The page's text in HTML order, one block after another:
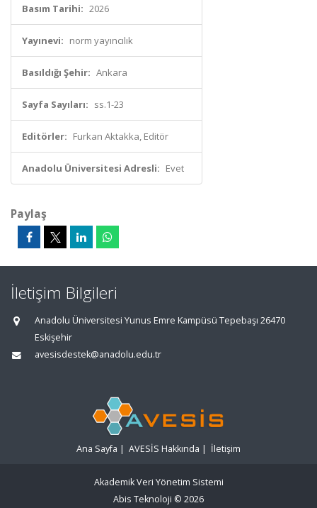
Basım Tarihi: 2026
Yayınevi: norm yayıncılık
Basıldığı Şehir: Ankara
Sayfa Sayıları: ss.1-23
Editörler: Furkan Aktakka, Editör
Anadolu Üniversitesi Adresli: Evet
Paylaş
İletişim Bilgileri
Anadolu Üniversitesi Yunus Emre Kampüsü Tepebaşı 26470
Eskişehir
avesisdestek@anadolu.edu.tr
Ana Sayfa | AVESİS Hakkında | İletişim
Akademik Veri Yönetim Sistemi
Abis Teknoloji © 2026